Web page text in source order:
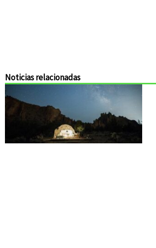
Noticias relacionadas